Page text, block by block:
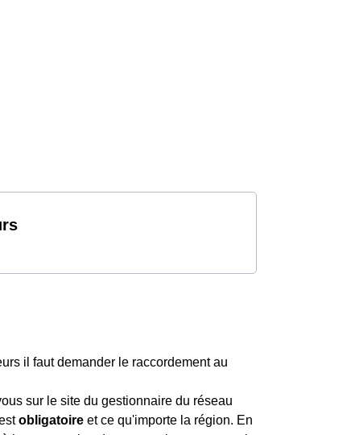
il faut demander le raccordement au
sur le site du gestionnaire du réseau
obligatoire et ce qu'importe la région. En